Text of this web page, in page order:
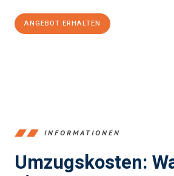
ANGEBOT ERHALTEN
INFORMATIONEN
Umzugskosten: